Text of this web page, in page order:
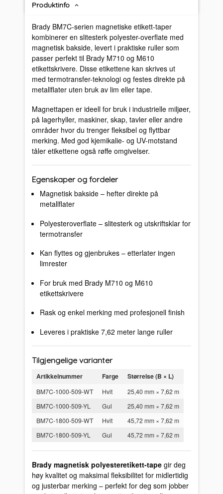
Produktinfo
Brady BM7C-serien magnetiske etikett-taper
kombinerer en slitesterk polyester-overflate med
magnetisk bakside, levert i praktiske ruller som
passer perfekt til Brady M710 og M610
etikettskrivere. Disse etikettene kan skrives ut
med termotransfer-teknologi og festes direkte på
metallflater uten bruk av lim eller tape.
Magnettapen er ideell for bruk i industrielle miljøer,
på lagerhyller, maskiner, skap, tavler eller andre
områder hvor du trenger fleksibel og flyttbar
merking. Med god kjemikalie- og UV-motstand
tåler etikettene også røffe omgivelser.
Egenskaper og fordeler
Magnetisk bakside – hefter direkte på
metallflater
Polyesteroverflate – slitesterk og utskriftsklar for
termotransfer
Kan flyttes og gjenbrukes – etterlater ingen
limrester
For bruk med Brady M710 og M610
etikettskrivere
Rask og enkel merking med profesjonell finish
Leveres i praktiske 7,62 meter lange ruller
Tilgjengelige varianter
Artikkelnummer Farge Størrelse (B × L)
BM7C-1000-509-WT Hvit
25,40 mm × 7,62 m
BM7C-1000-509-YL
Gul
25,40 mm × 7,62 m
BM7C-1800-509-WT
Hvit
45,72 mm × 7,62 m
BM7C-1800-509-YL
Gul 45,72 mm × 7,62 m
Brady magnetisk polyesteretikett-tape gir deg
høy kvalitet og maksimal fleksibilitet for midlertidig
og justerbar merking – perfekt for deg som jobber